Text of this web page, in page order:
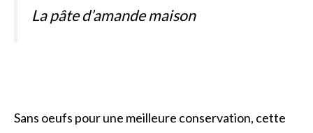
La pâte d’amande maison
Sans oeufs pour une meilleure conservation, cette